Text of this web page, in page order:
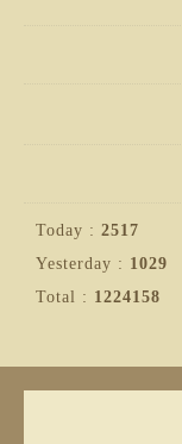
Today : 2517
Yesterday : 1029
Total : 1224158